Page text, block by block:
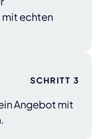
echten
SCHRITT 3
Angebot mit